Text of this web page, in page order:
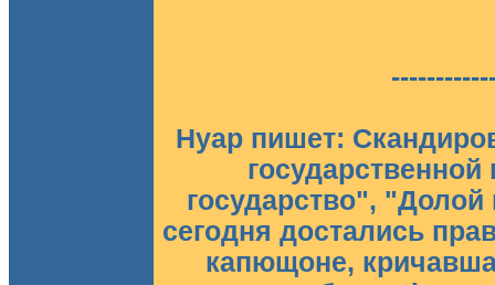
Нуар пишет:
государство",
сегодня достались
капющоне,